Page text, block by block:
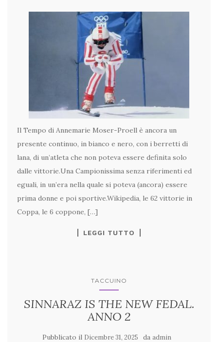
Il Tempo di Annemarie Moser-Proell è ancora un
presente continuo, in bianco e nero, con i berretti di
lana, di un’atleta che non poteva essere definita solo
dalle vittorie.Una Campionissima senza riferimenti ed
eguali, in un’era nella quale si poteva (ancora) essere
prima donne e poi sportive.Wikipedia, le 62 vittorie in
Coppa, le 6 coppone, […]
LEGGI TUTTO
TACCUINO
SINNARAZ IS THE NEW FEDAL.
ANNO 2
Pubblicato il Dicembre 31, 2025 da admin